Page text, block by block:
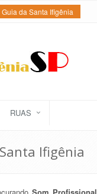
Guia da Santa Ifigênia
RUAS
Ifigênia